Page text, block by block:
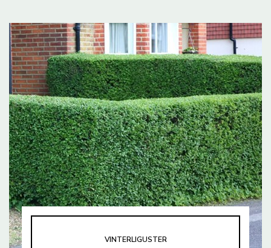
VINTERLIGUSTER